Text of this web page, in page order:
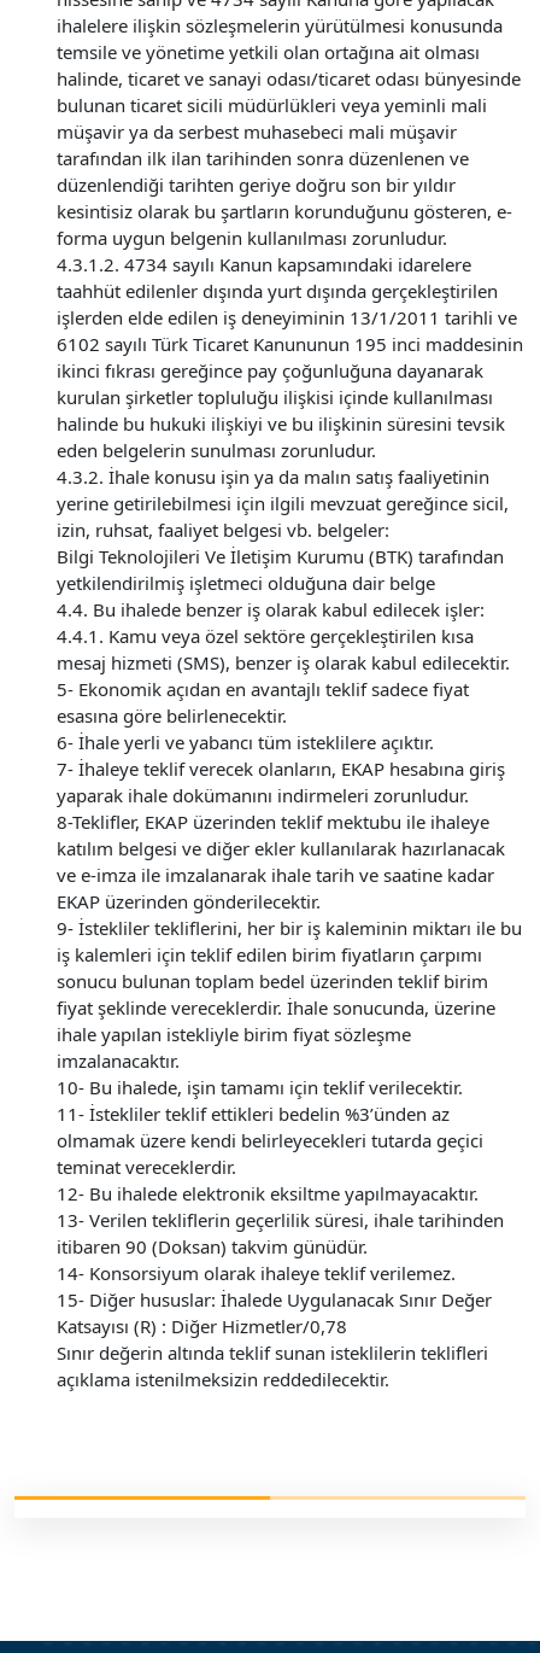
ihalelere ilişkin sözleşmelerin yürütülmesi konusunda
temsile ve yönetime yetkili olan ortağına ait olması
halinde, ticaret ve sanayi odası/ticaret odası bünyesinde
bulunan ticaret sicili müdürlükleri veya yeminli mali
müşavir ya da serbest muhasebeci mali müşavir
tarafından ilk ilan tarihinden sonra düzenlenen ve
düzenlendiği tarihten geriye doğru son bir yıldır
kesintisiz olarak bu şartların korunduğunu gösteren, e-
forma uygun belgenin kullanılması zorunludur.
4.3.1.2. 4734 sayılı Kanun kapsamındaki idarelere
taahhüt edilenler dışında yurt dışında gerçekleştirilen
işlerden elde edilen iş deneyiminin 13/1/2011 tarihli ve
6102 sayılı Türk Ticaret Kanununun 195 inci maddesinin
ikinci fıkrası gereğince pay çoğunluğuna dayanarak
kurulan şirketler topluluğu ilişkisi içinde kullanılması
halinde bu hukuki ilişkiyi ve bu ilişkinin süresini tevsik
eden belgelerin sunulması zorunludur.
4.3.2. İhale konusu işin ya da malın satış faaliyetinin
yerine getirilebilmesi için ilgili mevzuat gereğince sicil,
izin, ruhsat, faaliyet belgesi vb. belgeler:
Bilgi Teknolojileri Ve İletişim Kurumu (BTK) tarafından
yetkilendirilmiş işletmeci olduğuna dair belge
4.4. Bu ihalede benzer iş olarak kabul edilecek işler:
4.4.1. Kamu veya özel sektöre gerçekleştirilen kısa
mesaj hizmeti (SMS), benzer iş olarak kabul edilecektir.
5- Ekonomik açıdan en avantajlı teklif sadece fiyat
esasına göre belirlenecektir.
6- İhale yerli ve yabancı tüm isteklilere açıktır.
7- İhaleye teklif verecek olanların, EKAP hesabına giriş
yaparak ihale dokümanını indirmeleri zorunludur.
8-Teklifler, EKAP üzerinden teklif mektubu ile ihaleye
katılım belgesi ve diğer ekler kullanılarak hazırlanacak
ve e-imza ile imzalanarak ihale tarih ve saatine kadar
EKAP üzerinden gönderilecektir.
9- İstekliler tekliflerini, her bir iş kaleminin miktarı ile bu
iş kalemleri için teklif edilen birim fiyatların çarpımı
sonucu bulunan toplam bedel üzerinden teklif birim
fiyat şeklinde vereceklerdir. İhale sonucunda, üzerine
ihale yapılan istekliyle birim fiyat sözleşme
imzalanacaktır.
10- Bu ihalede, işin tamamı için teklif verilecektir.
11- İstekliler teklif ettikleri bedelin %3’ünden az
olmamak üzere kendi belirleyecekleri tutarda geçici
teminat vereceklerdir.
12- Bu ihalede elektronik eksiltme yapılmayacaktır.
13- Verilen tekliflerin geçerlilik süresi, ihale tarihinden
itibaren 90 (Doksan) takvim günüdür.
14- Konsorsiyum olarak ihaleye teklif verilemez.
15- Diğer hususlar: İhalede Uygulanacak Sınır Değer
Katsayısı (R) : Diğer Hizmetler/0,78
Sınır değerin altında teklif sunan isteklilerin teklifleri
açıklama istenilmeksizin reddedilecektir.